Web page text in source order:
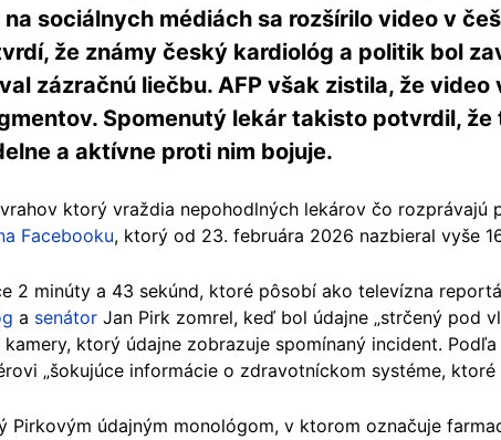
sociálnych médiách sa rozšírilo video v
že známy český kardiológ a politik bol
zázračnú liečbu. AFP však zistila, že video
Spomenutý lekár takisto potvrdil,
a aktívne proti nim bojuje.
ktorý vraždia nepohodlných lekárov čo rozprávajú
Facebooku, ktorý od 23. februára 2026 nazbieral vyše
2 minúty a 43 sekúnd, ktoré pôsobí ako televízna
a senátor Jan Pirk zomrel, keď bol údajne „strčený pod
ktorý údajne zobrazuje spomínaný incident.
„šokujúce informácie o zdravotníckom systéme, ktoré
Pirkovým údajným monológom, v ktorom označuje